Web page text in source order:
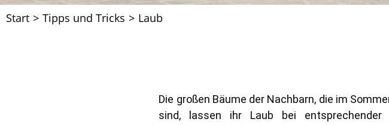
Start > Tipps und Tricks > Laub
Die großen Bäume der Nachbarn, die im
sind, lassen ihr Laub bei